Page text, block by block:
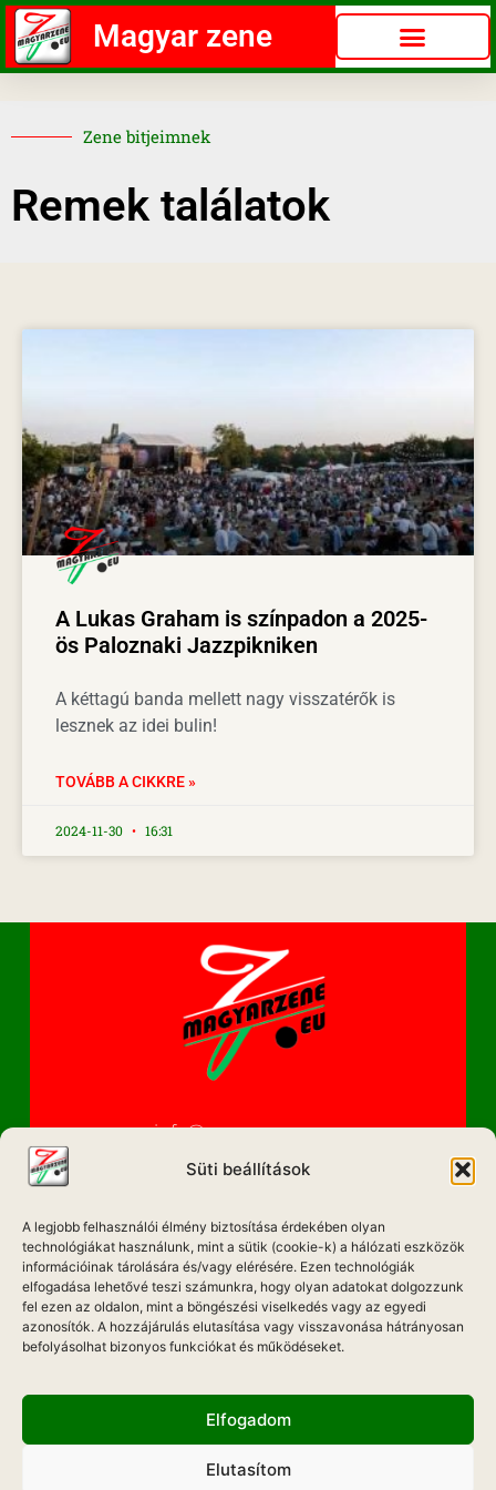
Süti beállítások
A legjobb felhasználói élmény biztosítása érdekében olyan
technológiákat használunk, mint a sütik (cookie-k) a hálózati eszközök
információinak tárolására és/vagy elérésére. Ezen technológiák
elfogadása lehetővé teszi számunkra, hogy olyan adatokat dolgozzunk
fel ezen az oldalon, mint a böngészési viselkedés vagy az egyedi
azonosítók. A hozzájárulás elutasítása vagy visszavonása hátrányosan
befolyásolhat bizonyos funkciókat és működéseket.
Elfogadom
Elutasítom
Magyar zene
Zene bitjeimnek
Remek találatok
A Lukas Graham is színpadon a 2025-
ös Paloznaki Jazzpikniken
A kéttagú banda mellett nagy visszatérők is
lesznek az idei bulin!
TOVÁBB A CIKKRE »
2024-11-30 16:31
info@magyarzene.eu
IMPRESSZUM
ETIKAI KÓDEX
MÉDIA AJÁNLAT
ADATKEZELÉSI NYILATKOZAT
Hadd Szóljon!